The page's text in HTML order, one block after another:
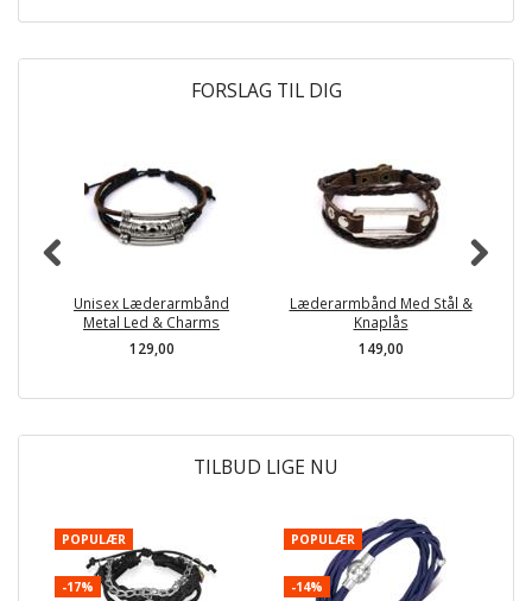
FORSLAG TIL DIG
Unisex Læderarmbånd
Metal Led & Charms
129,00
Læderarmbånd Med Stål &
Knaplås
149,00
TILBUD LIGE NU
POPULÆR
-17%
POPULÆR
-14%